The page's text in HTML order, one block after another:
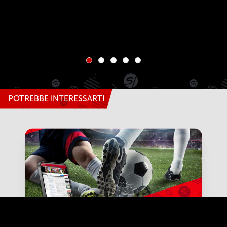
POTREBBE INTERESSARTI